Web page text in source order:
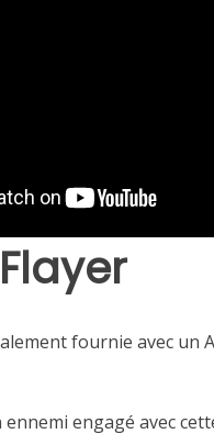
fournie avec un
ennemi engagé avec